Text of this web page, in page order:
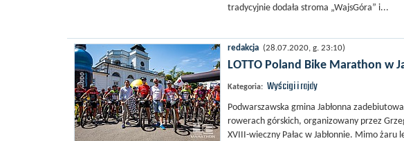
tradycyjnie dodała stroma „WajsGóra” i...
redakcja (28.07.2020, g. 23:10)
LOTTO Poland Bike Marathon w
Kategoria: Wyścigi i rajdy
Podwarszawska gmina Jabłonna
rowerach górskich, organizowany przez
XVIII-wieczny Pałac w Jabłonnie. Mimo